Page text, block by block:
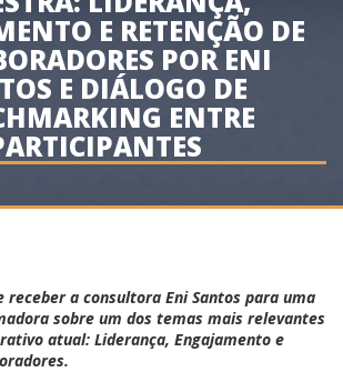
E RETENÇÃO DE
POR ENI
E DIÁLOGO DE
ENTRE
receber a consultora Eni Santos para uma
sobre um dos temas mais relevantes
atual: Liderança, Engajamento e